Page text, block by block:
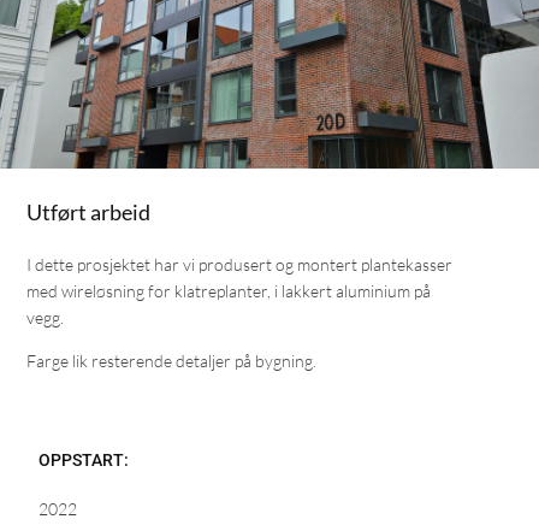
Utført arbeid
I dette prosjektet har vi produsert og montert plantekasser
med wireløsning for klatreplanter, i lakkert aluminium på
vegg.
Farge lik resterende detaljer på bygning.
OPPSTART:
2022